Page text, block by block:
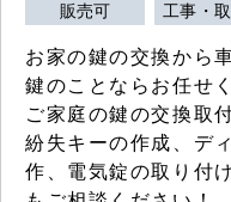
販売可 工事・
お家の鍵の交換から
鍵のことならお任せ
ご家庭の鍵の交換取
紛失キーの作成、デ
作、電気錠の取り付